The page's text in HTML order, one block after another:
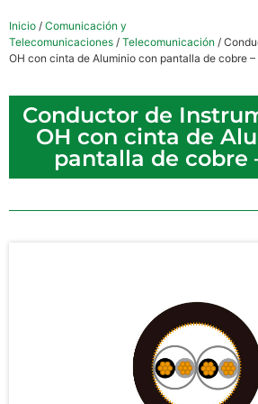
Inicio / Comunicación y
Telecomunicaciones / Telecomunicación /
OH con cinta de Aluminio con pantalla de cobre –
Conductor de
OH con cinta de
pantalla de cobre